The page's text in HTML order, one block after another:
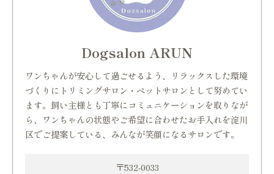
Dogsalon ARUN
ワンちゃんが安心して過ごせるよう、リラックスした環境
づくりにトリミングサロン・ペットサロンとして努めてい
ます。飼い主様とも丁寧にコミュニケーションを取りなが
ら、ワンちゃんの状態やご希望に合わせたお手入れを淀川
区でご提案している、みんなが笑顔になるサロンです。
〒532-0033